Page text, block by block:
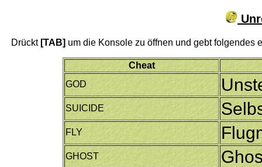
Drückt [TAB] um die Konsole zu öffnen und gebt folgendes
Cheat
GOD
SUICIDE
FLY
GHOST